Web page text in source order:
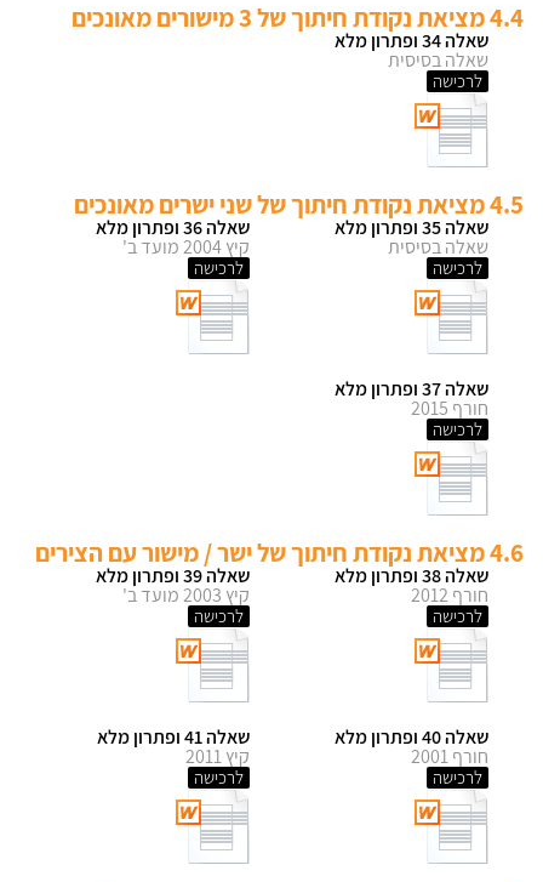
4.4 מציאת נקודת חיתוך של 3 מישורים מאונכים
שאלה 34 ופתרון מלא
שאלה בסיסית
לרכישה
4.5 מציאת נקודת חיתוך של שני ישרים מאונכים
שאלה 35 ופתרון מלא
שאלה בסיסית
לרכישה
שאלה 36 ופתרון מלא
קיץ 2004 מועד ב'
לרכישה
שאלה 37 ופתרון מלא
חורף 2015
לרכישה
4.6 מציאת נקודת חיתוך של ישר / מישור עם הצירים
שאלה 38 ופתרון מלא
חורף 2012
לרכישה
שאלה 39 ופתרון מלא
קיץ 2003 מועד ב'
לרכישה
שאלה 40 ופתרון מלא
חורף 2001
לרכישה
שאלה 41 ופתרון מלא
קיץ 2011
לרכישה